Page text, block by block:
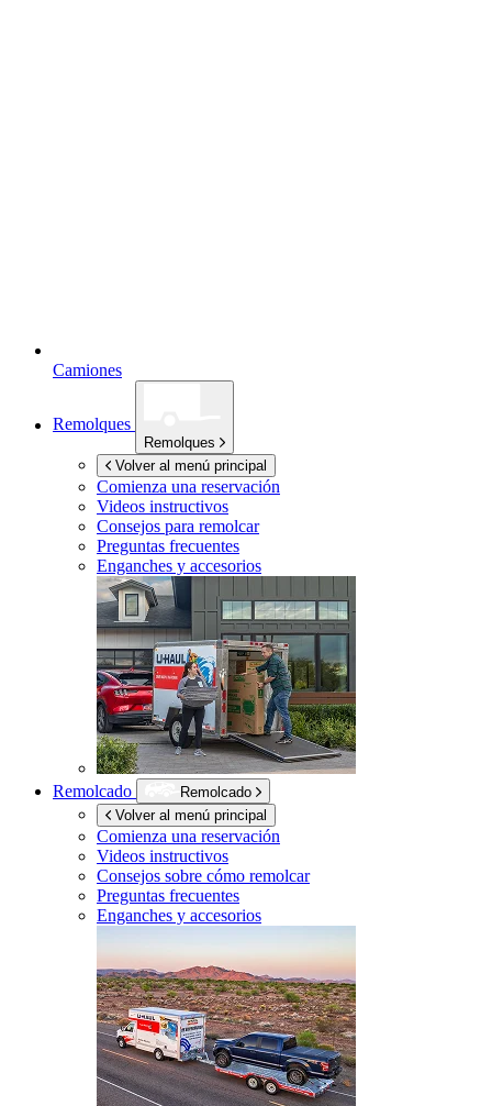
Camiones
Remolques
Remolques
Volver al menú principal
Comienza una reservación
Videos instructivos
Consejos para remolcar
Preguntas frecuentes
Enganches y accesorios
Remolcado
Remolcado
Volver al menú principal
Comienza una reservación
Videos instructivos
Consejos sobre cómo remolcar
Preguntas frecuentes
Enganches y accesorios